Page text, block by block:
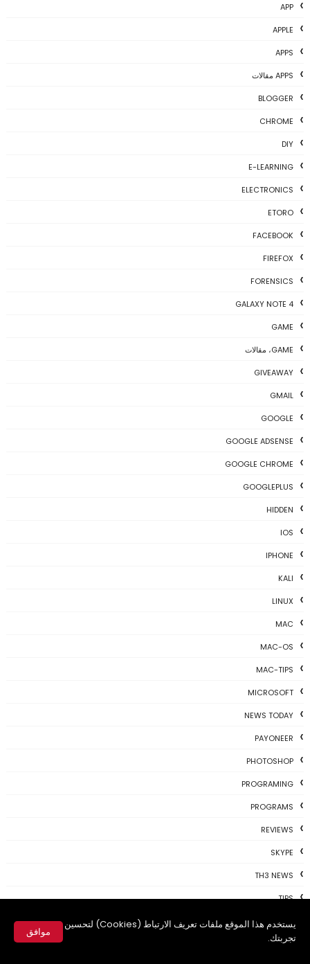
يستخدم هذا الموقع ملفات تعريف الارتباط (Cookies) لتحسين
تجربتك.
موافق
APP
APPLE
APPS
APPS مقالات
BLOGGER
CHROME
DIY
E-LEARNING
ELECTRONICS
ETORO
FACEBOOK
FIREFOX
FORENSICS
GALAXY NOTE 4
GAME
GAME، مقالات
GIVEAWAY
GMAIL
GOOGLE
GOOGLE ADSENSE
GOOGLE CHROME
GOOGLEPLUS
HIDDEN
IOS
IPHONE
KALI
LINUX
MAC
MAC-OS
MAC-TIPS
MICROSOFT
NEWS TODAY
PAYONEER
PHOTOSHOP
PROGRAMING
PROGRAMS
REVIEWS
SKYPE
TH3 NEWS
TIPS
TSU
TWITTER